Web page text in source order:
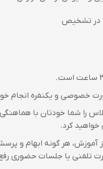
در تشخیص
خصوصی و یکنفره انجام
را شما خودتان با
کرد.
آموزش، هر گونه ابهام و
تلفنی یا جلسات حضوری